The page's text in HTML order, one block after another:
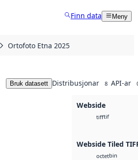
Finn data Meny
Ortofoto Etna 2025
Bruk datasett Distribusjonar 8 API-ar
Webside
tifftif
Webside Tiled
octetbin